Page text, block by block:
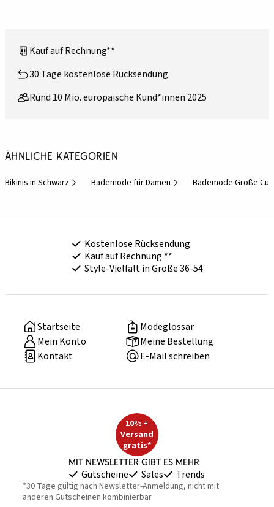
Kauf auf Rechnung**
30 Tage kostenlose Rücksendung
Rund 10 Mio. europäische Kund*innen 2025
Ähnliche Kategorien
Bikinis in Schwarz Bademode für Damen Bademode Große
Kostenlose Rücksendung
Kauf auf Rechnung **
Style-Vielfalt in Größe 36-54
Startseite
Modeglossar
Mein Konto
Meine Bestellung
Kontakt
E-Mail schreiben
10% +
Versand
gratis*
Mit Newsletter gibt es mehr
Gutscheine Sales Trends
*30 Tage gültig nach Newsletter-Anmeldung, nicht mit
anderen Gutscheinen kombinierbar